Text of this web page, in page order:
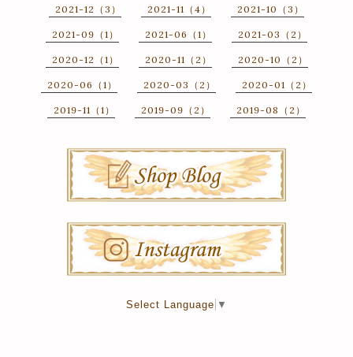
2021-12（3） 2021-11（4） 2021-10（3）
2021-09（1） 2021-06（1） 2021-03（2）
2020-12（1） 2020-11（2） 2020-10（2）
2020-06（1） 2020-03（2） 2020-01（2）
2019-11（1） 2019-09（2） 2019-08（2）
Select Language ▼